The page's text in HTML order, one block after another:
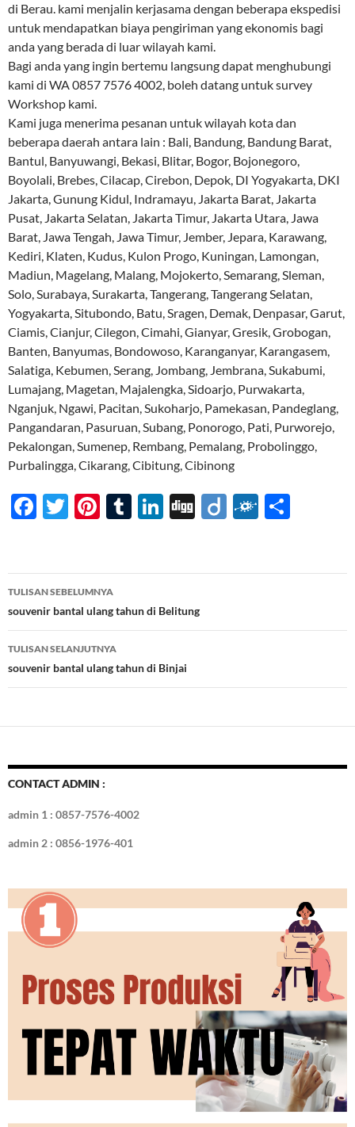
di Berau. kami menjalin kerjasama dengan beberapa ekspedisi
untuk mendapatkan biaya pengiriman yang ekonomis bagi
anda yang berada di luar wilayah kami.
Bagi anda yang ingin bertemu langsung dapat menghubungi
kami di WA 0857 7576 4002, boleh datang untuk survey
Workshop kami.
Kami juga menerima pesanan untuk wilayah kota dan
beberapa daerah antara lain : Bali, Bandung, Bandung Barat,
Bantul, Banyuwangi, Bekasi, Blitar, Bogor, Bojonegoro,
Boyolali, Brebes, Cilacap, Cirebon, Depok, DI Yogyakarta, DKI
Jakarta, Gunung Kidul, Indramayu, Jakarta Barat, Jakarta
Pusat, Jakarta Selatan, Jakarta Timur, Jakarta Utara, Jawa
Barat, Jawa Tengah, Jawa Timur, Jember, Jepara, Karawang,
Kediri, Klaten, Kudus, Kulon Progo, Kuningan, Lamongan,
Madiun, Magelang, Malang, Mojokerto, Semarang, Sleman,
Solo, Surabaya, Surakarta, Tangerang, Tangerang Selatan,
Yogyakarta, Situbondo, Batu, Sragen, Demak, Denpasar, Garut,
Ciamis, Cianjur, Cilegon, Cimahi, Gianyar, Gresik, Grobogan,
Banten, Banyumas, Bondowoso, Karanganyar, Karangasem,
Salatiga, Kebumen, Serang, Jombang, Jembrana, Sukabumi,
Lumajang, Magetan, Majalengka, Sidoarjo, Purwakarta,
Nganjuk, Ngawi, Pacitan, Sukoharjo, Pamekasan, Pandeglang,
Pangandaran, Pasuruan, Subang, Ponorogo, Pati, Purworejo,
Pekalongan, Sumenep, Rembang, Pemalang, Probolinggo,
Purbalingga, Cikarang, Cibitung, Cibinong
F
b
o
o
k
T
er
Pi
es
t
T
bl
r
Li
e
dI
n
Di Di F
d e
Navigasi
Tulisan
TULISAN SEBELUMNYA
souvenir bantal ulang tahun di Belitung
TULISAN SELANJUTNYA
souvenir bantal ulang tahun di Binjai
CONTACT ADMIN :
admin 1 : 0857-7576-4002
admin 2 : 0856-1976-401